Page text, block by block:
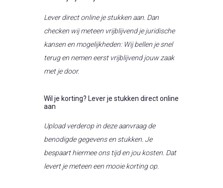
Lever direct online je stukken aan. Dan
checken wij meteen vrijblijvend je juridische
kansen en mogelijkheden: Wij bellen je snel
terug en nemen eerst vrijblijvend jouw zaak
met je door.
Wil je korting? Lever je stukken direct online
aan
Upload verderop in deze aanvraag de
benodigde gegevens en stukken. Je
bespaart hiermee ons tijd en jou kosten. Dat
levert je meteen een mooie korting op.